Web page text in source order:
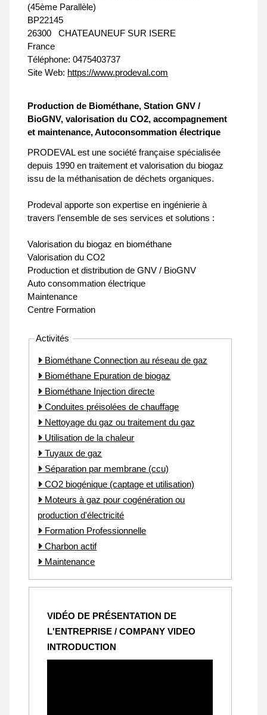
(45ème Parallèle)
BP22145
26300
CHATEAUNEUF SUR ISERE
France
Téléphone: 0475403737
Site Web: https://www.prodeval.com
Production de Biométhane, Station GNV /
BioGNV, valorisation du CO2, accompagnement
et maintenance, Autoconsommation électrique
PRODEVAL est une société française spécialisée
depuis 1990 en traitement et valorisation du biogaz
issu de la méthanisation de déchets organiques.
Prodeval apporte son expertise en ingénierie à
travers l’ensemble de ses services et solutions :
Valorisation du biogaz en biométhane
Valorisation du CO2
Production et distribution de GNV / BioGNV
Auto consommation électrique
Maintenance
Centre Formation
Activités
Biométhane Connection au réseau de gaz
Biométhane Epuration de biogaz
Biométhane Injection directe
Conduites préisolées de chauffage
Nettoyage du gaz ou traitement du gaz
Utilisation de la chaleur
Tuyaux de gaz
Séparation par membrane (ccu)
CO2 biogénique (captage et utilisation)
Moteurs à gaz pour cogénération ou
production d'électricité
Formation Professionnelle
Charbon actif
Maintenance
VIDÉO DE PRÉSENTATION DE
L'ENTREPRISE / COMPANY VIDEO
INTRODUCTION